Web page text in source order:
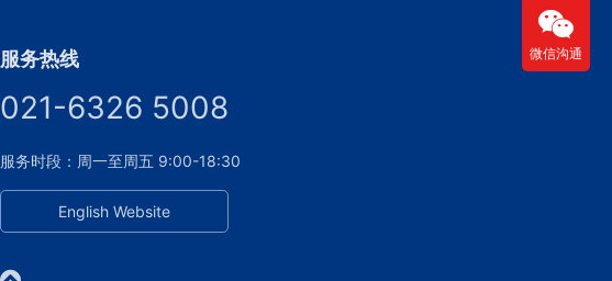
服务热线
021-6326 5008
服务时段：周一至周五 9:00-18:30
English Website
微信沟通